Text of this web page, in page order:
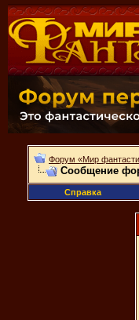
Форум «Мир
Сообщение
Справка